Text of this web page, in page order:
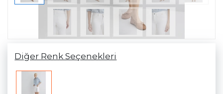
Diğer Renk Seçenekleri